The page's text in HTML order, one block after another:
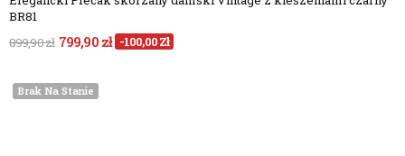
BR81
899,90 zł 799,90 zł -100,00 Zł
Brak Na Stanie